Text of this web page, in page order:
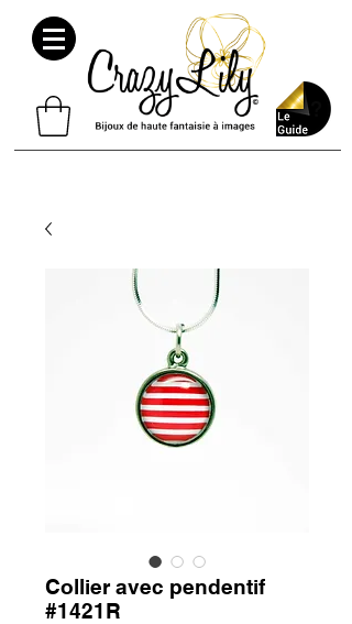
Collier avec pendentif
#1421R